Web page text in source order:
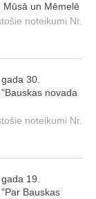
un Mēmelē
noteikumi Nr.
30.
novada
noteikumi Nr.
19.
Bauskas